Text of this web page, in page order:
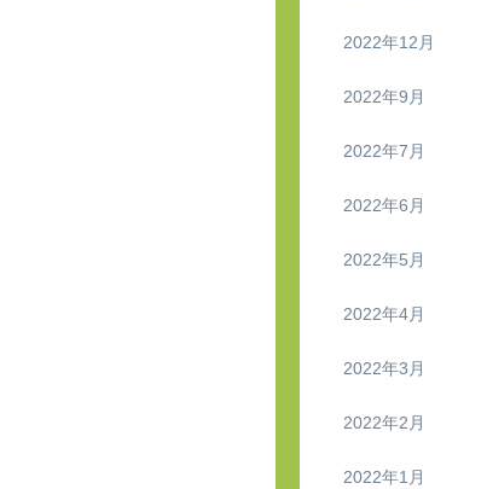
2022年12月
2022年9月
2022年7月
2022年6月
2022年5月
2022年4月
2022年3月
2022年2月
2022年1月